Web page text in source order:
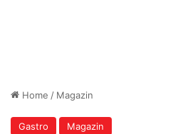
Home / Magazin
Gastro Magazin